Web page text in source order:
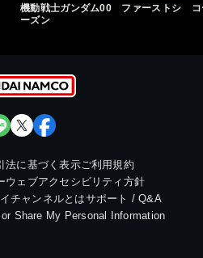
機動戦士ガンダム00 ファーストシ
ーズン
法に基づく表示ご利用規約
ウェブアクセシビリティ方針
チャンネルとはサポート / Q&A
Share My Personal Information